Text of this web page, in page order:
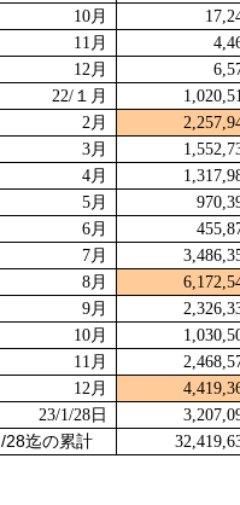
10月
11 月
12月
22/ １月
2月
3月
4月
5月
6月
7月
8月
9月
10月
11 月
12月
23/1/28 日
/28迄の累計